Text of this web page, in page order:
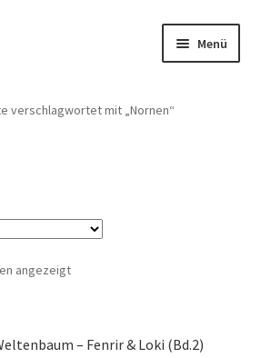
Menü
Furry-Artbook
verschlagwortet mit „Nornen“
angezeigt
– Fenrir & Loki (Bd.2)